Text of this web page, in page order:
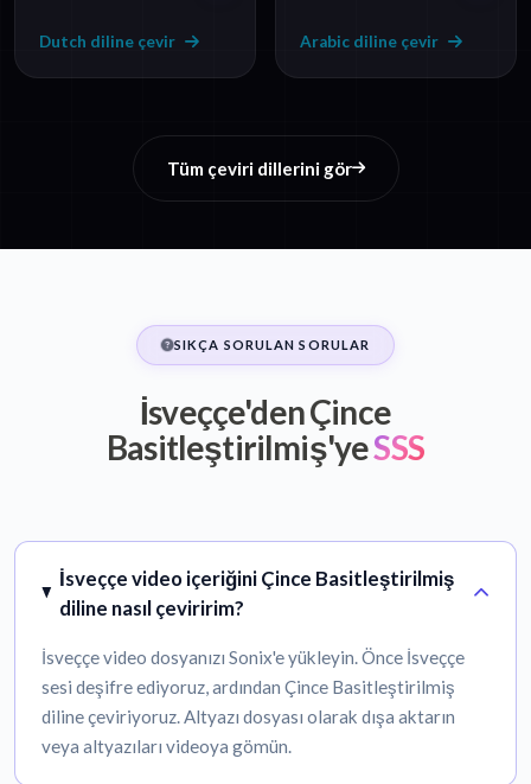
Dutch diline çevir Arabic diline çevir
Tüm çeviri dillerini gör
SIKÇA SORULAN SORULAR
İsveççe'den Çince
Basitleştirilmiş'yeSSS
İsveççe video içeriğini Çince Basitleştirilmiş
diline nasıl çeviririm?
İsveççe video dosyanızı Sonix'e yükleyin. Önce İsveççe
sesi deşifre ediyoruz, ardından Çince Basitleştirilmiş
diline çeviriyoruz. Altyazı dosyası olarak dışa aktarın
veya altyazıları videoya gömün.